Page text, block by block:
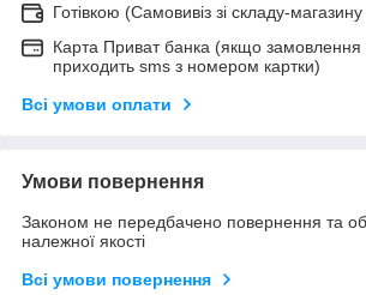
Готівкою (Самовивіз зі складу-магазину
Карта Приват банка (якщо замовлення
приходить sms з номером картки)
Всі умови оплати
Умови повернення
Законом не передбачено повернення та
належної якості
Всі умови повернення